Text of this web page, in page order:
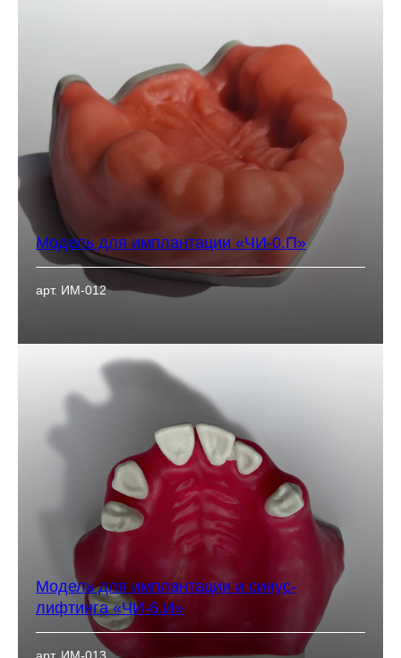
Модель для имплантации «ЧИ-0.П»
арт. ИМ-012
Модель для имплантации и синус-
лифтинга «ЧИ-6.И»